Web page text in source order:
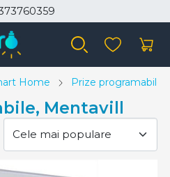
Home Prize programabile
Mentavill